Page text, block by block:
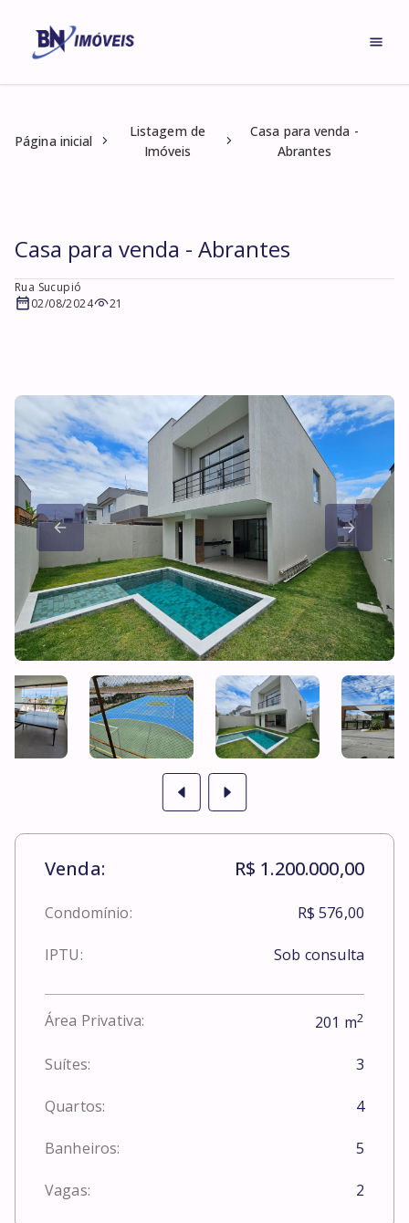
Página inicial
Listagem de
Imóveis
Casa para venda -
Abrantes
Casa para venda - Abrantes
Rua Sucupió
02/08/2024
21
Venda: R$ 1.200.000,00
Condomínio: R$ 576,00
IPTU: Sob consulta
Área Privativa: 201 m2
Suítes: 3
Quartos: 4
Banheiros: 5
Vagas: 2